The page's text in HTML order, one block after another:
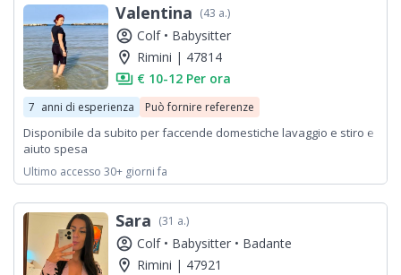
Valentina (43 a.)
account_circle Colf • Babysitter
location_on Rimini | 47814
payments € 10-12 Per ora
7 anni di esperienza Può fornire referenze
Disponibile da subito per faccende domestiche lavaggio e stiro e
aiuto spesa
Ultimo accesso 30+ giorni fa
Sara (31 a.)
account_circle Colf • Babysitter • Badante
location_on Rimini | 47921